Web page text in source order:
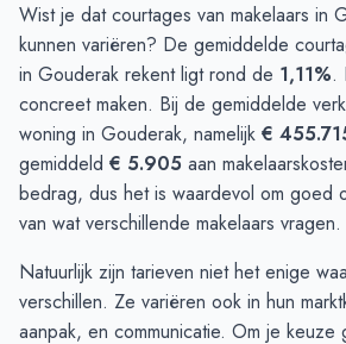
Wist je dat courtages van makelaars in
kunnen variëren? De gemiddelde
in Gouderak rekent ligt rond de 1,11%.
concreet maken. Bij de gemiddelde
woning in Gouderak, namelijk €
gemiddeld € 5.905 aan
bedrag, dus het is waardevol om goed
van wat verschillende makelaars vragen.
Natuurlijk zijn tarieven niet het enige
verschillen. Ze variëren ook in hun
aanpak, en communicatie. Om je keuze